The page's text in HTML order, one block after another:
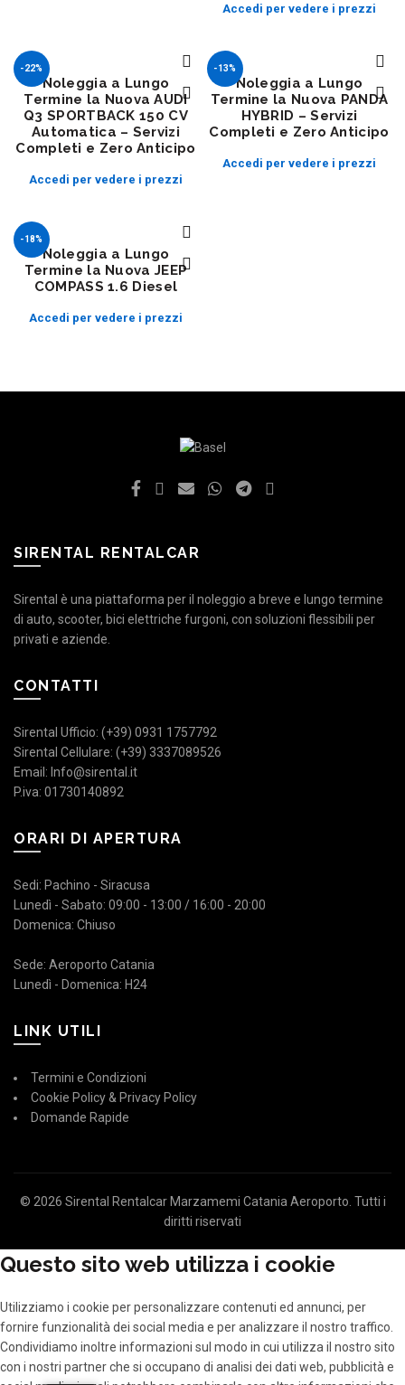
Accedi per vedere i prezzi
-22%
Noleggia a Lungo
Termine la Nuova AUDI
Q3 SPORTBACK 150 CV
Automatica – Servizi
Completi e Zero Anticipo
Accedi per vedere i prezzi
-13%
Noleggia a Lungo
Termine la Nuova PANDA
HYBRID – Servizi
Completi e Zero Anticipo
Accedi per vedere i prezzi
-18%
Noleggia a Lungo
Termine la Nuova JEEP
COMPASS 1.6 Diesel
Accedi per vedere i prezzi
SIRENTAL RENTALCAR
Sirental è una piattaforma per il noleggio a breve e lungo termine
di auto, scooter, bici elettriche furgoni, con soluzioni flessibili per
privati e aziende.
CONTATTI
Sirental Ufficio: (+39) 0931 1757792
Sirental Cellulare: (+39) 3337089526
Email: Info@sirental.it
P.iva: 01730140892
ORARI DI APERTURA
Sedi: Pachino - Siracusa
Lunedì - Sabato: 09:00 - 13:00 / 16:00 - 20:00
Domenica: Chiuso
Sede: Aeroporto Catania
Lunedì - Domenica: H24
LINK UTILI
Termini e Condizioni
Cookie Policy & Privacy Policy
Domande Rapide
© 2026 Sirental Rentalcar Marzamemi Catania Aeroporto. Tutti i
diritti riservati
Questo sito web utilizza i cookie
Utilizziamo i cookie per personalizzare contenuti ed annunci, per
fornire funzionalità dei social media e per analizzare il nostro traffico.
Condividiamo inoltre informazioni sul modo in cui utilizza il nostro sito
con i nostri partner che si occupano di analisi dei dati web, pubblicità e